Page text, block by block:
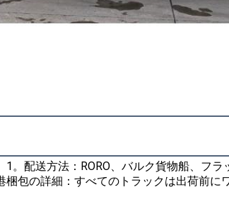
。 配送方法：RORO、バルク貨物船、フラ
梱包の詳細：すべてのトラックは出荷前に